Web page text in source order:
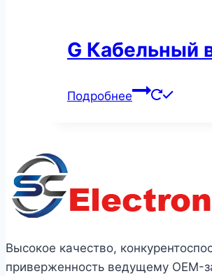
G Кабельный
Подробнее
Высокое качество,
приверженность ведущему OEM-